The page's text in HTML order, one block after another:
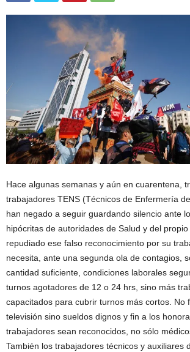
Hace algunas semanas y aún en cuarentena,
trabajadores TENS (Técnicos de Enfermería
han negado a seguir guardando silencio ante
hipócritas de autoridades de Salud y del
repudiado ese falso reconocimiento por su
necesita, ante una segunda ola de contagios,
cantidad suficiente, condiciones laborales
turnos agotadores de 12 o 24 hrs, sino más
capacitados para cubrir turnos más cortos. No
televisión sino sueldos dignos y fin a los
trabajadores sean reconocidos, no sólo
También los trabajadores técnicos y auxiliares